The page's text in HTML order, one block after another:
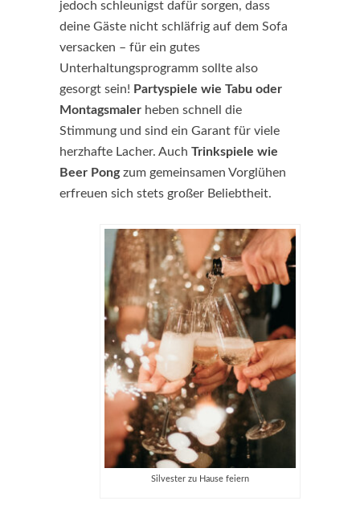
jedoch schleunigst dafür sorgen, dass
deine Gäste nicht schläfrig auf dem Sofa
versacken – für ein gutes
Unterhaltungsprogramm sollte also
gesorgt sein! Partyspiele wie Tabu oder
Montagsmaler heben schnell die
Stimmung und sind ein Garant für viele
herzhafte Lacher. Auch Trinkspiele wie
Beer Pongzum gemeinsamen Vorglühen
erfreuen sich stets großer Beliebtheit.
Silvester zu Hause feiern